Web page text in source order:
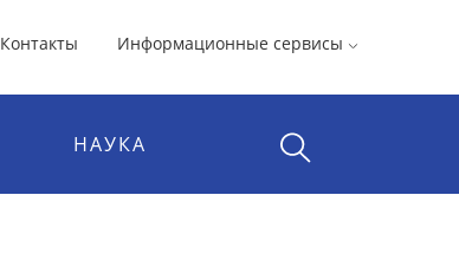
Контакты Информационные сервисы
НАУКА